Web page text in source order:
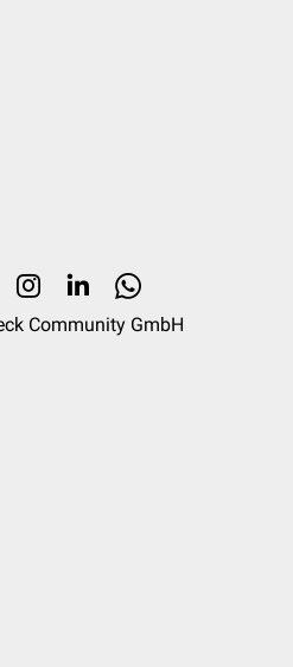
Community GmbH